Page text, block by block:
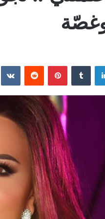
لينكدإن بينتيريست